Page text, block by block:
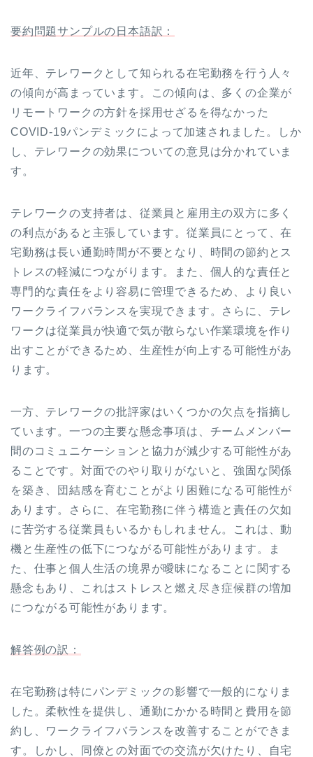
ー
要約問題サンプルの日本語訳：
近年、テレワークとして知られる在宅勤務を行う人々
の傾向が高まっています。この傾向は、多くの企業が
リモートワークの方針を採用せざるを得なかった
COVID-19パンデミックによって加速されました。しか
し、テレワークの効果についての意見は分かれていま
す。
テレワークの支持者は、従業員と雇用主の双方に多く
の利点があると主張しています。従業員にとって、在
宅勤務は長い通勤時間が不要となり、時間の節約とス
トレスの軽減につながります。また、個人的な責任と
専門的な責任をより容易に管理できるため、より良い
ワークライフバランスを実現できます。さらに、テレ
ワークは従業員が快適で気が散らない作業環境を作り
出すことができるため、生産性が向上する可能性があ
ります。
一方、テレワークの批評家はいくつかの欠点を指摘し
ています。一つの主要な懸念事項は、チームメンバー
間のコミュニケーションと協力が減少する可能性があ
ることです。対面でのやり取りがないと、強固な関係
を築き、団結感を育むことがより困難になる可能性が
あります。さらに、在宅勤務に伴う構造と責任の欠如
に苦労する従業員もいるかもしれません。これは、動
機と生産性の低下につながる可能性があります。ま
た、仕事と個人生活の境界が曖昧になることに関する
懸念もあり、これはストレスと燃え尽き症候群の増加
につながる可能性があります。
解答例の訳：
在宅勤務は特にパンデミックの影響で一般的になりま
した。柔軟性を提供し、通勤にかかる時間と費用を節
約し、ワークライフバランスを改善することができま
す。しかし、同僚との対面での交流が欠けたり、自宅